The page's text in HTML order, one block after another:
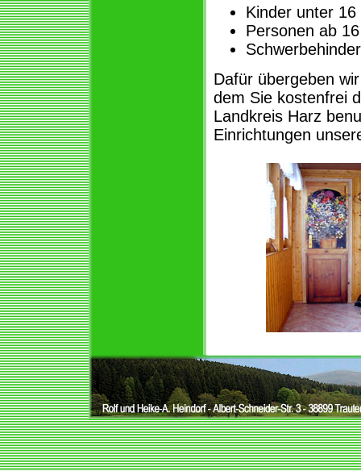
Kinder unter
Personen ab
Dafür übergeben
dem Sie kostenfrei
Landkreis Harz
Einrichtungen